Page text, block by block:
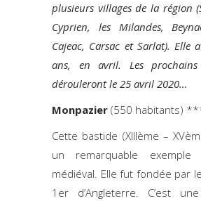
plusieurs villages de la région
Cyprien, les Milandes,
Cajeac, Carsac et Sarlat). Elle
ans, en avril. Les
dérouleront le 25 avril 2020…
Monpazier (550 habitants)
Cette bastide (XIIIème –
un remarquable exemple
médiéval. Elle fut fondée par
1er d’Angleterre. C’est